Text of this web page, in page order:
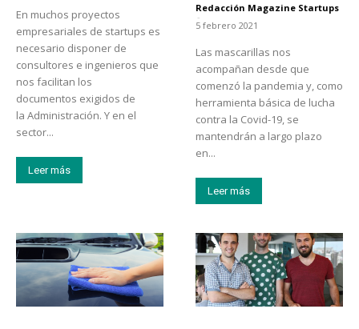
En muchos proyectos
empresariales de startups es
necesario disponer de
consultores e ingenieros que
nos facilitan los
documentos exigidos de
la Administración. Y en el
sector...
Leer más
Redacción Magazine Startups
-
5 febrero 2021
Las mascarillas nos
acompañan desde que
comenzó la pandemia y, como
herramienta básica de lucha
contra la Covid-19, se
mantendrán a largo plazo
en...
Leer más